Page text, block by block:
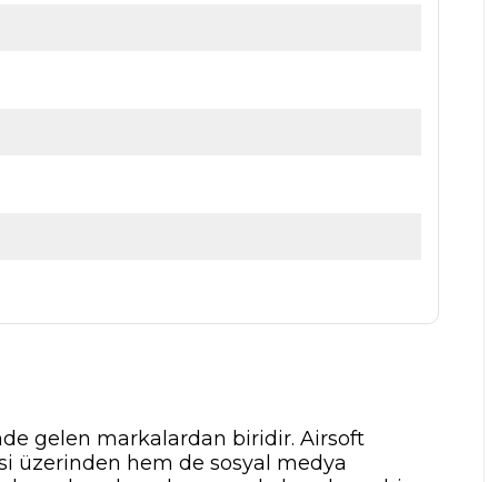
gelen markalardan biridir. Airsoft
üzerinden hem de sosyal medya